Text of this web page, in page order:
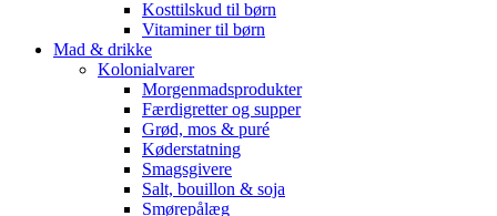
Kosttilskud til børn
Vitaminer til børn
Mad & drikke
Kolonialvarer
Morgenmadsprodukter
Færdigretter og supper
Grød, mos & puré
Køderstatning
Smagsgivere
Salt, bouillon & soja
Smørepålæg